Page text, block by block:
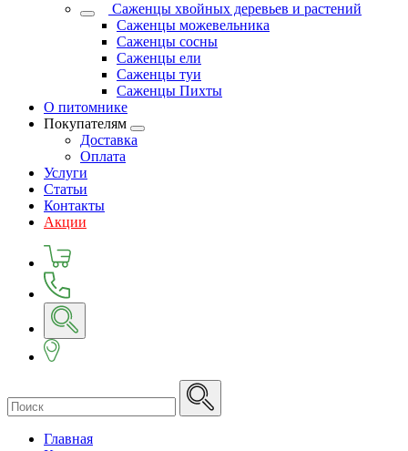
Саженцы хвойных деревьев и растений
Саженцы можевельника
Саженцы сосны
Саженцы ели
Саженцы туи
Саженцы Пихты
О питомнике
Покупателям
Доставка
Оплата
Услуги
Статьи
Контакты
Акции
Главная